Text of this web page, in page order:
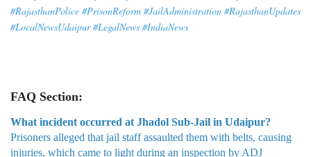
#RajasthanPolice #PrisonReform #JailAdministration #RajasthanUpdates
#LocalNewsUdaipur #LegalNews #IndiaNews
FAQ Section:
What incident occurred at Jhadol Sub-Jail in Udaipur?
Prisoners alleged that jail staff assaulted them with belts, causing
injuries, which came to light during an inspection by ADJ